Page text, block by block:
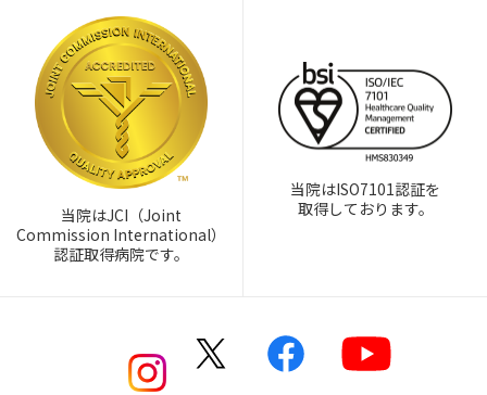
当院はJCI（Joint
Commission International）
認証取得病院です。
当院はISO7101認証を
取得しております。